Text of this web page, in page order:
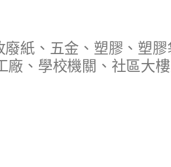
紙、五金、塑膠、塑膠
廠、學校機關、社區大